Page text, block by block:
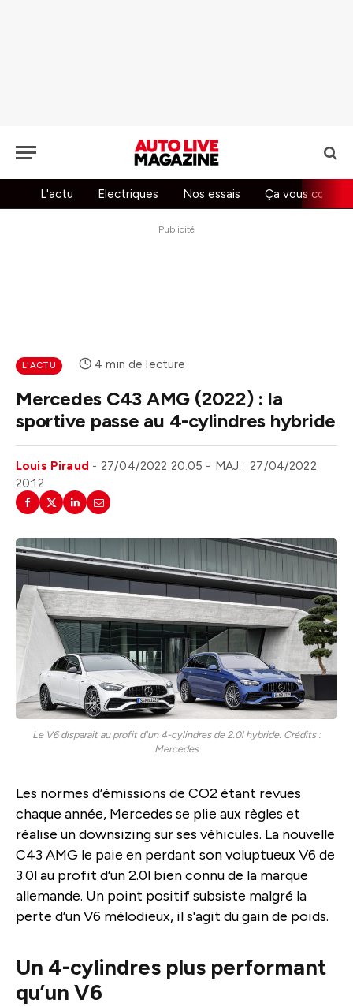
L'actu Electriques Nos essais Ça vous
Publicité
L'ACTU 4 min de lecture
Mercedes C43 AMG (2022) : la
sportive passe au 4-cylindres hybride
Louis Piraud 27/04/2022 20:05 MAJ:
27/04/2022
20:12
Le V6 disparait au profit d'un 4-cylindres de 2.0l hybride. Crédits :
Mercedes
Les normes d’émissions de CO2 étant revues
chaque année, Mercedes se plie aux règles et
réalise un downsizing sur ses véhicules. La nouvelle
C43 AMG le paie en perdant son voluptueux V6 de
3.0l au profit d’un 2.0l bien connu de la marque
allemande. Un point positif subsiste malgré la
perte d’un V6 mélodieux, il s'agit du gain de poids.
Un 4-cylindres plus performant
qu’un V6